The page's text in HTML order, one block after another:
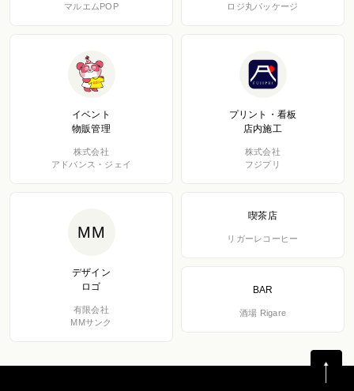
マルエムPOP
ロジ丸パッケージ
イベント
物販管理
株式会社
アドバンス・ジェイ
プリント・看板
店内施工
株式会社
フジプリ
MM
デザイン
ロゴ
有限会社
MMサンク
喫茶店
リガーレコーヒー
BAR
酒場 Rigare